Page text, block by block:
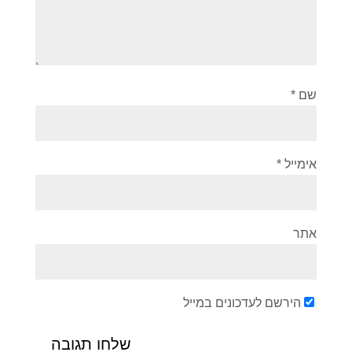
שם *
אימייל *
אתר
הירשם לעדכונים במייל